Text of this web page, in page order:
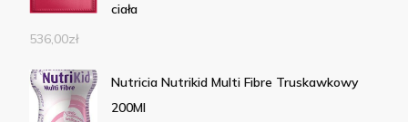
ciała
536,00zł
Nutricia Nutrikid Multi Fibre Truskawkowy
200Ml